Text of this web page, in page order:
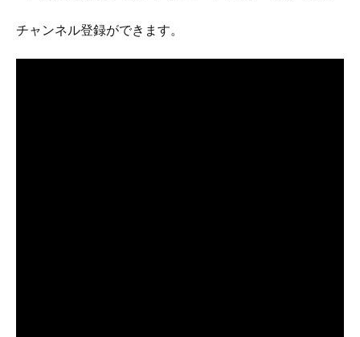
チャンネル登録ができます。